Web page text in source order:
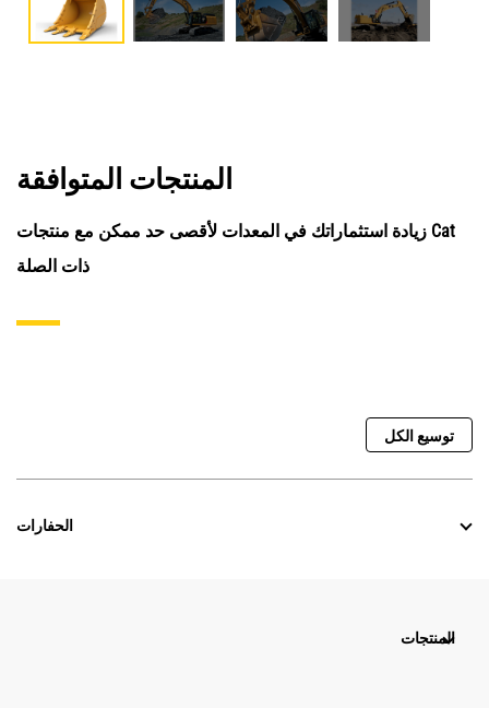
المنتجات المتوافقة
زيادة استثماراتك في المعدات لأقصى حد ممكن مع منتجات Cat
ذات الصلة
توسيع الكل
الحفارات
المنتجات